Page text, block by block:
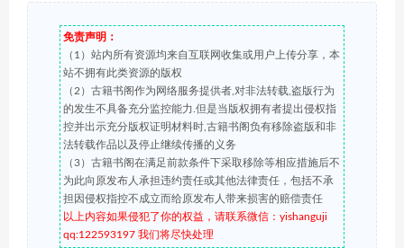
免责声明：
（1）站内所有资源均来自互联网收集或用户上传分享，本
站不拥有此类资源的版权
（2）古籍书阁作为网络服务提供者,对非法转载,盗版行为
的发生不具备充分监控能力.但是当版权拥有者提出侵权指
控并出示充分版权证明材料时,古籍书阁负有移除盗版和非
法转载作品以及停止继续传播的义务
（3）古籍书阁在满足前款条件下采取移除等相应措施后不
为此向原发布人承担违约责任或其他法律责任，包括不承
担因侵权指控不成立而给原发布人带来损害的赔偿责任
以上内容如果侵犯了你的权益，请联系微信：yishanguji
qq:122593197 我们将尽快处理